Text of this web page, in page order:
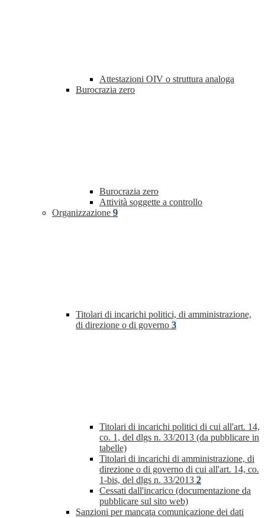
Attestazioni OIV o struttura analoga
Burocrazia zero
Burocrazia zero
Attività soggette a controllo
Organizzazione 9
Titolari di incarichi politici, di amministrazione,
di direzione o di governo 3
Titolari di incarichi politici di cui all'art. 14,
co. 1, del dlgs n. 33/2013 (da pubblicare in
tabelle)
Titolari di incarichi di amministrazione, di
direzione o di governo di cui all'art. 14, co.
1-bis, del dlgs n. 33/2013 2
Cessati dall'incarico (documentazione da
pubblicare sul sito web)
Sanzioni per mancata comunicazione dei dati